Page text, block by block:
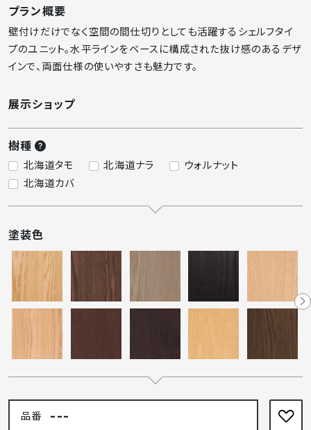
プラン概要
壁付けだけでなく空間の間仕切りとしても活躍するシェルフタイ
プのユニット。水平ラインをベースに構成された抜け感のあるデザ
インで、両面仕様の使いやすさも魅力です。
展示ショップ
樹種
北海道タモ 北海道ナラ
ウォルナット
北海道カバ
塗装色
品番 ---